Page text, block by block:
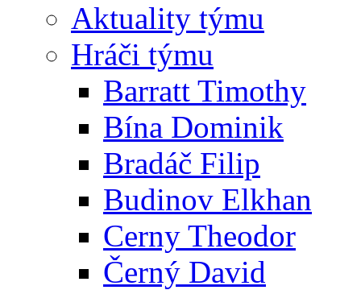
Aktuality týmu
Hráči týmu
Barratt Timothy
Bína Dominik
Bradáč Filip
Budinov Elkhan
Cerny Theodor
Černý David